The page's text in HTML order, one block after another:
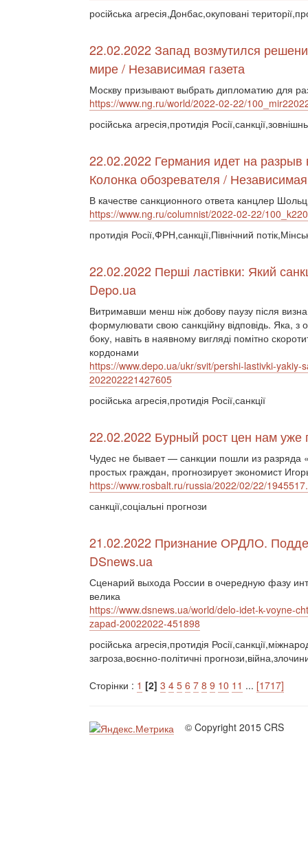
російська агресія,Донбас,окуповані
22.02.2022 Запад возмутился
мире / Независимая газета
Москву призывают выбрать дипломатию для
https://www.ng.ru/world/2022-02-22/
російська агресія,протидія
22.02.2022 Германия идет на
Колонка обозревателя / Независимая
В качестве санкционного ответа канцлер
https://www.ng.ru/columnist/2022-02-22/
протидія Росії,ФРН,санкції,Північний
22.02.2022 Перші ластівки: Який
Depo.ua
Витримавши менш ніж добову паузу після
формулювати свою санкційну відповідь. Яка,
боку, навіть в наявному вигляді помітно
кордонами
https://www.depo.ua/ukr/svit/pershi-lastivki-
202202221427605
російська агресія,протидія Росії,санкції
22.02.2022 Бурный рост цен нам уже
Чудес не бывает — санкции пошли из
простых граждан, прогнозирует экономист
https://www.rosbalt.ru/russia/2022/02/22/
санкції,соціальні прогнози
21.02.2022 Признание ОРДЛО.
DSnews.ua
Сценарий выхода России в очередную фазу
велика
https://www.dsnews.ua/world/delo-idet-k-voyne-
zapad-20022022-451898
російська агресія,протидія
загроза,воєнно-політичні
Сторінки : 1 [2] 3 4 5 6 7 8 9 10 11 ... [1717]
© Copyright 2015 CRS